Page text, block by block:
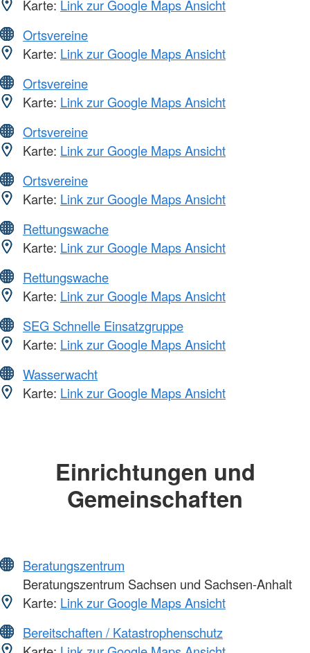
Karte: Link zur Google Maps Ansicht
Ortsvereine
Karte: Link zur Google Maps Ansicht
Ortsvereine
Karte: Link zur Google Maps Ansicht
Ortsvereine
Karte: Link zur Google Maps Ansicht
Ortsvereine
Karte: Link zur Google Maps Ansicht
Rettungswache
Karte: Link zur Google Maps Ansicht
Rettungswache
Karte: Link zur Google Maps Ansicht
SEG Schnelle Einsatzgruppe
Karte: Link zur Google Maps Ansicht
Wasserwacht
Karte: Link zur Google Maps Ansicht
Einrichtungen und
Gemeinschaften
Beratungszentrum
Beratungszentrum Sachsen und Sachsen-Anhalt
Karte: Link zur Google Maps Ansicht
Bereitschaften / Katastrophenschutz